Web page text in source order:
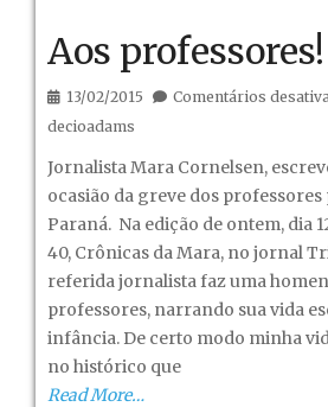
Aos professores!
13/02/2015 Comentários
decioadams
Jornalista Mara Cornelsen,
ocasião da greve dos professores
Paraná. Na edição de ontem, dia
40, Crônicas da Mara, no jornal
referida jornalista faz uma
professores, narrando sua vida
infância. De certo modo minha
no histórico que
Read More…